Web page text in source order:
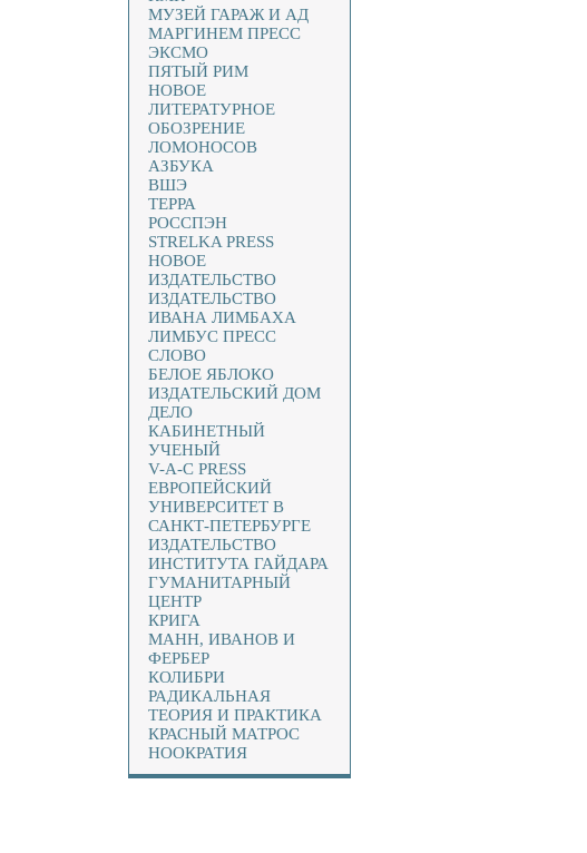
МУЗЕЙ ГАРАЖ И АД
МАРГИНЕМ ПРЕСС
ЭКСМО
ПЯТЫЙ РИМ
НОВОЕ
ЛИТЕРАТУРНОЕ
ОБОЗРЕНИЕ
ЛОМОНОСОВ
АЗБУКА
ВШЭ
ТЕРРА
РОССПЭН
STRELKA PRESS
НОВОЕ
ИЗДАТЕЛЬСТВО
ИЗДАТЕЛЬСТВО
ИВАНА ЛИМБАХА
ЛИМБУС ПРЕСС
СЛОВО
БЕЛОЕ ЯБЛОКО
ИЗДАТЕЛЬСКИЙ ДОМ
ДЕЛО
КАБИНЕТНЫЙ
УЧЕНЫЙ
V-A-C PRESS
ЕВРОПЕЙСКИЙ
УНИВЕРСИТЕТ В
САНКТ-ПЕТЕРБУРГЕ
ИЗДАТЕЛЬСТВО
ИНСТИТУТА ГАЙДАРА
ГУМАНИТАРНЫЙ
ЦЕНТР
КРИГА
МАНН, ИВАНОВ И
ФЕРБЕР
КОЛИБРИ
РАДИКАЛЬНАЯ
ТЕОРИЯ И ПРАКТИКА
КРАСНЫЙ МАТРОС
НООКРАТИЯ